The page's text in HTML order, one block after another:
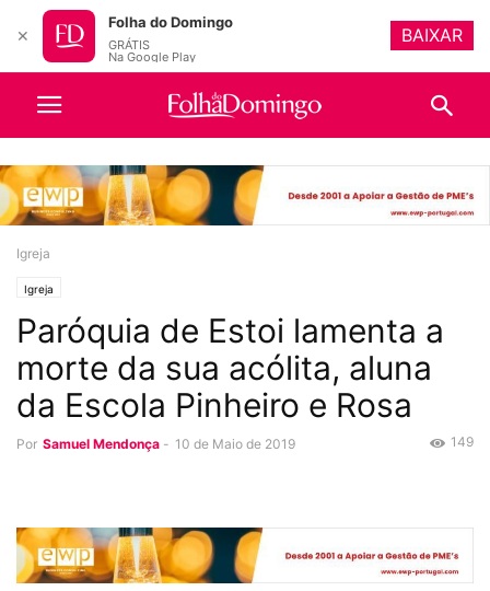
Igreja
Igreja
Paróquia de Estoi lamenta a
morte da sua acólita, aluna
da Escola Pinheiro e Rosa
Por Samuel Mendonça - 10 de Maio de 2019 149
✕
Folha do Domingo
GRÁTIS
Na Google Play
BAIXAR